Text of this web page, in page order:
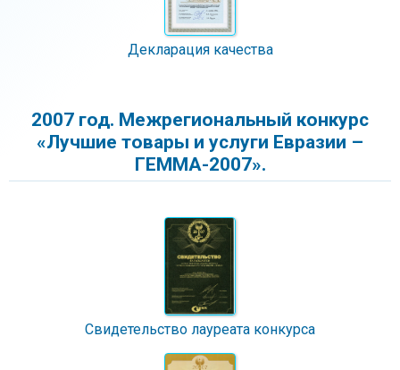
Декларация качества
2007 год. Межрегиональный конкурс
«Лучшие товары и услуги Евразии –
ГЕММА-2007».
Свидетельство лауреата конкурса